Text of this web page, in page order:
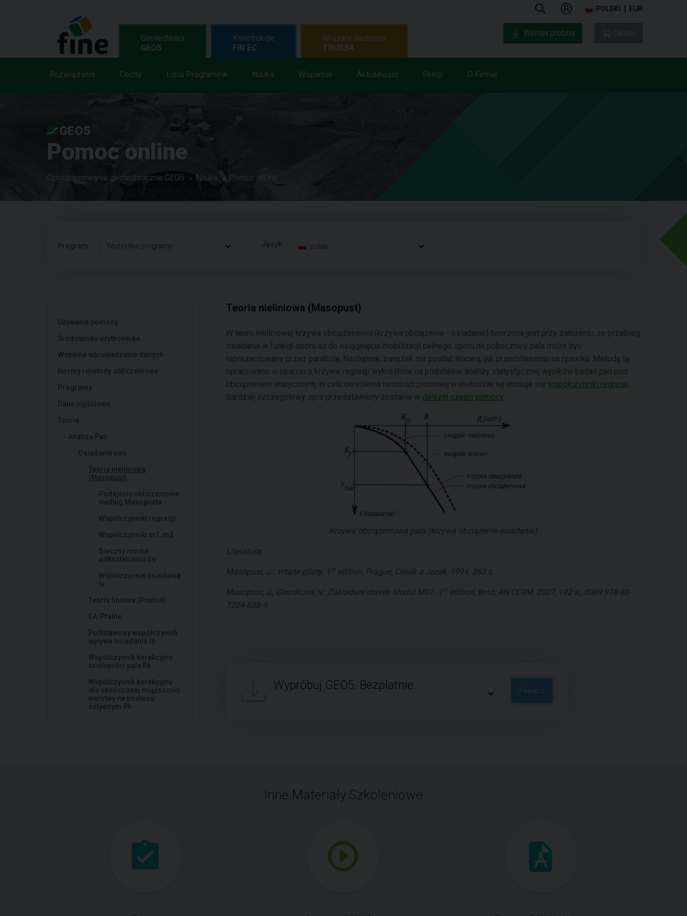
POLSKI EUR
Geotechnika
GEO5
Rozwiązania Cechy Lista Programów Nauka Wsparcie Aktualności Sklep O Firmie
Konstrukcje
FIN EC
Wiązary dachowe
TRUSS4
Wersja próbna
GEO5
Pomoc online
Oprogramowanie geotechniczne GEO5 Nauka Pomoc online
Program: Wszystkie programy Język: polski
Używanie pomocy
Środowisko użytkownika
Wspólne wprowadzanie danych
Normy i metody obliczeniowe
Programy
Dane wyjściowe
Teoria
Analiza Pali
Osiadanie pali
Teoria nieliniowa
(Masopust)
Podejście obliczeniowe
według Masopusta
Współczynniki regresji
Współczynniki m1, m2
Sieczny moduł
odkształcenia Es
Współczynnik osiadania
Is
Teoria liniowa (Poulos)
EA-Pfähle
Podstawowy współczynnik
wpływu osiadania Io
Współczynnik korekcyjny
ściśliwości pala Rk
Współczynnik korekcyjny
dla skończonej miąższości
warstwy na podłożu
sztywnym Rh
Teoria nieliniowa (Masopust)
W teorii nieliniowej krzywa obciążeniowa (krzywa obciążenie - osiadanie) tworzona jest przy założeniu, że przebieg
osiadania w funkcji oporu aż do osiągnięcia mobilizacji pełnego oporu na pobocznicy pala może być
reprezentowany przez parabolę. Następnie, związek ma postać liniową, jak przedstawiono na rysunku. Metodę tę
opracowano w oparciu o krzywe regresji wykreślone na podstawie analizy statystycznej wyników badań pali pod
obciążeniem statycznym; w celu określenia nośności pionowej w metodzie tej stosuje się współczynniki regresji
Bardziej szczegółowy opis przedstawiony zostanie w dalszej części pomocy
Krzywa obciążeniowa pala (krzywa obciążenie-osiadanie)
Literatura:
Masopust, J.: Vrtane piloty. 1 st edition, Prague, Cenek a Jezek, 1994, 263 s.
Masopust, J., Glisnikova, V.: Zakladani staveb Modul M01. 1 st edition, Brno, AN CERM, 2007, 182 s., ISBN 978-80-
7204-538-9.
Wypróbuj GEO5. Bezpłatnie. Pobierz
Inne Materiały Szkoleniowe